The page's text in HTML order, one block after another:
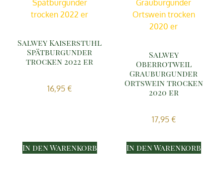
Salwey Kaiserstuhl
Spätburgunder
trocken 2022 er
16,95 €
In den Warenkorb
Salwey
Oberrotweil
Grauburgunder
Ortswein trocken
2020 er
17,95 €
In den Warenkorb